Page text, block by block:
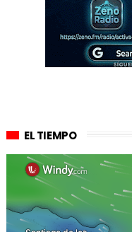
EL TIEMPO